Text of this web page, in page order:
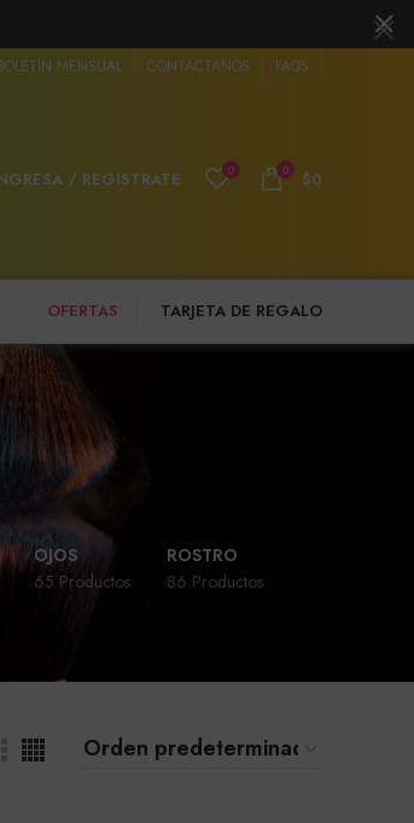
MENSUAL CONTACTANOS FAQS
/ REGISTRATE 0 0 $0
OFERTAS TARJETA DE REGALO
OJOS
65 Productos
ROSTRO
86 Productos